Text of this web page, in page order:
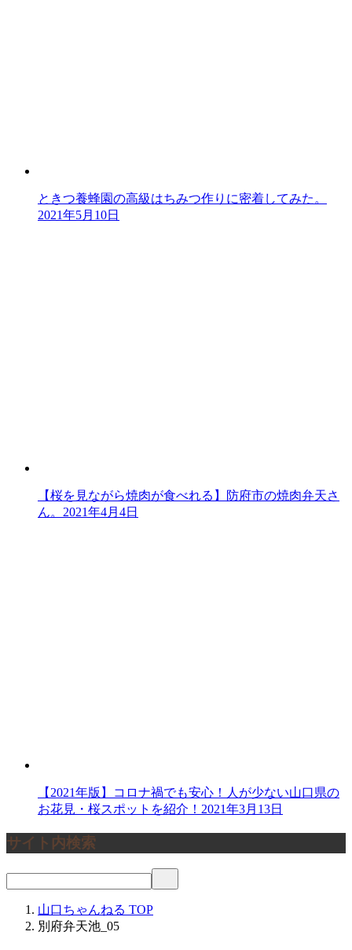
ときつ養蜂園の高級はちみつ作りに密着してみた。
2021年5月10日
【桜を見ながら焼肉が食べれる】防府市の焼肉弁天さ
ん。 2021年4月4日
【2021年版】コロナ禍でも安心！人が少ない山口県の
お花見・桜スポットを紹介！ 2021年3月13日
サイト内検索
山口ちゃんねる TOP
別府弁天池_05